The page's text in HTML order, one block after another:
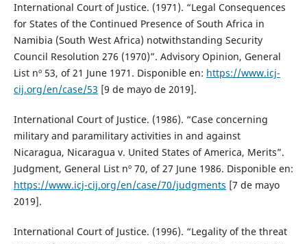
International Court of Justice. (1971). “Legal Consequences
for States of the Continued Presence of South Africa in
Namibia (South West Africa) notwithstanding Security
Council Resolution 276 (1970)”. Advisory Opinion, General
List nº 53, of 21 June 1971. Disponible en: https://www.icj-
cij.org/en/case/53 [9 de mayo de 2019].
International Court of Justice. (1986). “Case concerning
military and paramilitary activities in and against
Nicaragua, Nicaragua v. United States of America, Merits”.
Judgment, General List nº 70, of 27 June 1986. Disponible en:
https://www.icj-cij.org/en/case/70/judgments [7 de mayo
2019].
International Court of Justice. (1996). “Legality of the threat